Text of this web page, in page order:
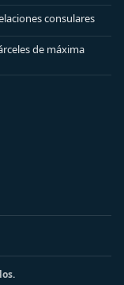
consulares
de máxima